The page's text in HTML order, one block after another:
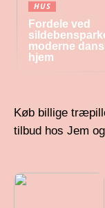
HUS
Fordele ved
moderne
hjem
Køb billige
tilbud hos Jem